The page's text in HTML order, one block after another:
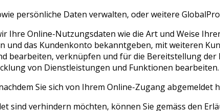
persönliche Daten verwalten, oder weitere
Ihre Online-Nutzungsdaten wie die Art und Weise
das Kundenkonto bekanntgeben, mit weiteren
verknüpfen und für die Bereitstellung der
von Dienstleistungen und Funktionen bearbeiten.
Sie sich von Ihrem Online-Zugang abgemeldet
sind verhindern möchten, können Sie gemäss den